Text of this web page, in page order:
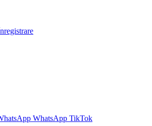
WhatsApp TikTok